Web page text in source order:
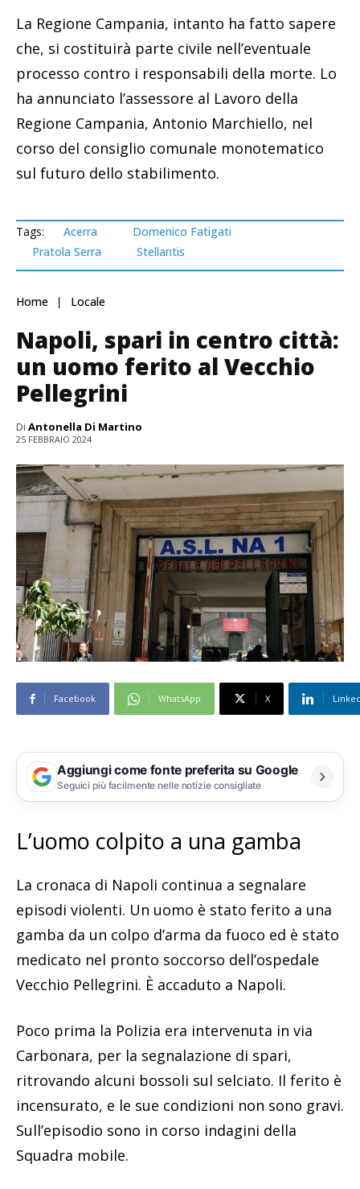
La Regione Campania, intanto ha fatto sapere
che, si costituirà parte civile nell’eventuale
processo contro i responsabili della morte. Lo
ha annunciato l’assessore al Lavoro della
Regione Campania, Antonio Marchiello, nel
corso del consiglio comunale monotematico
sul futuro dello stabilimento.
Tags: Acerra
Domenico Fatigati
Pratola Serra
Stellantis
Home Locale
Napoli, spari in centro città:
un uomo ferito al Vecchio
Pellegrini
Di Antonella Di Martino
25 FEBBRAIO 2024
Facebook WhatsApp X
Aggiungi come fonte preferita su Google
Seguici più facilmente nelle notizie consigliate
L’uomo colpito a una gamba
La cronaca di Napoli continua a segnalare
episodi violenti. Un uomo è stato ferito a una
gamba da un colpo d’arma da fuoco ed è stato
medicato nel pronto soccorso dell’ospedale
Vecchio Pellegrini. È accaduto a Napoli.
Poco prima la Polizia era intervenuta in via
Carbonara, per la segnalazione di spari,
ritrovando alcuni bossoli sul selciato. Il ferito è
incensurato, e le sue condizioni non sono gravi.
Sull’episodio sono in corso indagini della
Squadra mobile.